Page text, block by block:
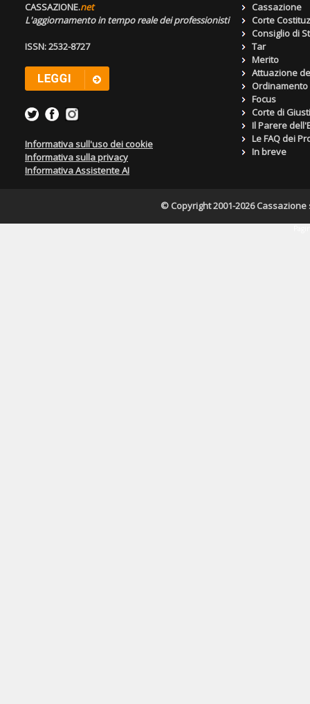
CASSAZIONE.net
L'aggiornamento in tempo reale dei professionisti
ISSN: 2532-8727
Informativa sull'uso dei cookie
Informativa sulla privacy
Informativa Assistente AI
Cassazione
Corte
Consiglio di
Tar
Merito
Attuazione
Focus
Corte di
Il Parere
Le FAQ dei
In breve
© Copyright 2001-2026 Cassazione